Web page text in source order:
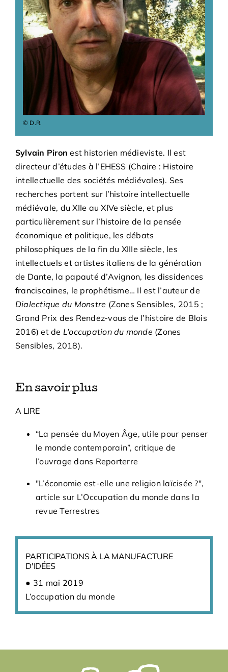
Bénévoles
Adhésions
Archives
Contact
© D.R.
Sylvain Piron est historien médieviste. Il est
directeur d’études à l’EHESS (Chaire : Histoire
intellectuelle des sociétés médiévales). Ses
recherches portent sur l’histoire intellectuelle
médiévale, du XIIe au XIVe siècle, et plus
particulièrement sur l’histoire de la pensée
économique et politique, les débats
philosophiques de la fin du XIIIe siècle, les
intellectuels et artistes italiens de la génération
de Dante, la papauté d’Avignon, les dissidences
franciscaines, le prophétisme… Il est l’auteur de
Dialectique du Monstre (Zones Sensibles, 2015 ;
Grand Prix des Rendez-vous de l’histoire de Blois
2016) et de L’occupation du monde (Zones
Sensibles, 2018).
En savoir plus
A LIRE
“La pensée du Moyen Âge, utile pour penser
le monde contemporain”, critique de
l’ouvrage dans Reporterre
"L’économie est-elle une religion laïcisée ?",
article sur L’Occupation du monde dans la
revue Terrestres
PARTICIPATIONS À LA MANUFACTURE
D'IDÉES
31 mai 2019
L’occupation du monde